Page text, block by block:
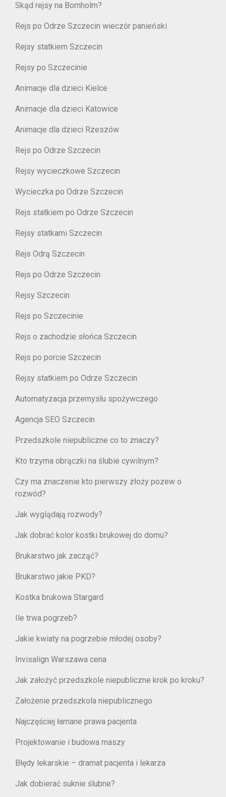
Skąd rejsy na Bornholm?
Rejs po Odrze Szczecin wieczór panieński
Rejsy statkiem Szczecin
Rejsy po Szczecinie
Animacje dla dzieci Kielce
Animacje dla dzieci Katowice
Animacje dla dzieci Rzeszów
Rejs po Odrze Szczecin
Rejsy wycieczkowe Szczecin
Wycieczka po Odrze Szczecin
Rejs statkiem po Odrze Szczecin
Rejsy statkami Szczecin
Rejs Odrą Szczecin
Rejs po Odrze Szczecin
Rejsy Szczecin
Rejs po Szczecinie
Rejs o zachodzie słońca Szczecin
Rejs po porcie Szczecin
Rejsy statkiem po Odrze Szczecin
Automatyzacja przemysłu spożywczego
Agencja SEO Szczecin
Przedszkole niepubliczne co to znaczy?
Kto trzyma obrączki na ślubie cywilnym?
Czy ma znaczenie kto pierwszy złoży pozew o
rozwód?
Jak wyglądają rozwody?
Jak dobrać kolor kostki brukowej do domu?
Brukarstwo jak zacząć?
Brukarstwo jakie PKD?
Kostka brukowa Stargard
Ile trwa pogrzeb?
Jakie kwiaty na pogrzebie młodej osoby?
Invisalign Warszawa cena
Jak założyć przedszkole niepubliczne krok po kroku?
Założenie przedszkola niepublicznego
Najczęściej łamane prawa pacjenta
Projektowanie i budowa maszy
Błędy lekarskie – dramat pacjenta i lekarza
Jak dobierać suknie ślubne?